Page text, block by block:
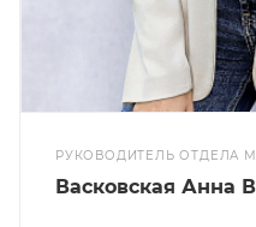
РУКОВОДИТЕЛЬ ОТДЕЛА
Васковская Анна